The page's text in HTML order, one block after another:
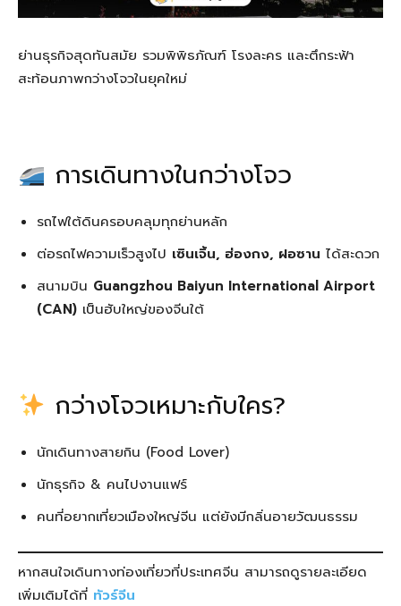
ย่านธุรกิจสุดทันสมัย รวมพิพิธภัณฑ์ โรงละคร และตึกระฟ้า
สะท้อนภาพกว่างโจวในยุคใหม่
การเดินทางในกว่างโจว
รถไฟใต้ดินครอบคลุมทุกย่านหลัก
ต่อรถไฟความเร็วสูงไป เซินเจิ้น, ฮ่องกง, ฝอซาน ได้สะดวก
สนามบิน Guangzhou Baiyun International Airport
(CAN) เป็นฮับใหญ่ของจีนใต้
กว่างโจวเหมาะกับใคร?
นักเดินทางสายกิน (Food Lover)
นักธุรกิจ & คนไปงานแฟร์
คนที่อยากเที่ยวเมืองใหญ่จีน แต่ยังมีกลิ่นอายวัฒนธรรม
หากสนใจเดินทางท่องเที่ยวที่ประเทศจีน สามารถดูรายละเอียด
เพิ่มเติมได้ที่ ทัวร์จีน